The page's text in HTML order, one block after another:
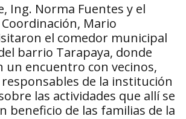
Ing. Norma Fuentes y el
Mario
el comedor municipal
barrio Tarapaya, donde
encuentro con vecinos,
de la institución
las actividades que allí se
beneficio de las familias de la